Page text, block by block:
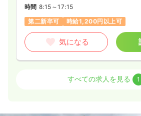
時間 8:15～17:15
第二新卒可
時給1,200円以上可
気になる
すべての求人を見る 1